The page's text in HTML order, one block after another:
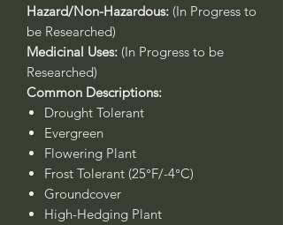
Hazard/Non-Hazardous: (In Progress to
be Researched)
Medicinal Uses: (In Progress to be
Researched)
Common Descriptions:
Drought Tolerant
Evergreen
Flowering Plant
Frost Tolerant (25°F/-4°C)
Groundcover
High-Hedging Plant